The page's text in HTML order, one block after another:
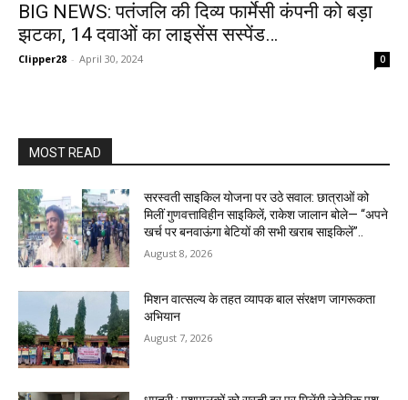
BIG NEWS: पतंजलि की दिव्य फार्मेसी कंपनी को बड़ा
झटका, 14 दवाओं का लाइसेंस सस्पेंड…
Clipper28 - April 30, 2024 0
MOST READ
सरस्वती साइकिल योजना पर उठे सवाल: छात्राओं को
मिलीं गुणवत्ताविहीन साइकिलें, राकेश जालान बोले— “अपने
खर्च पर बनवाऊंगा बेटियों की सभी खराब साइकिलें”..
August 8, 2026
मिशन वात्सल्य के तहत व्यापक बाल संरक्षण जागरूकता
अभियान
August 7, 2026